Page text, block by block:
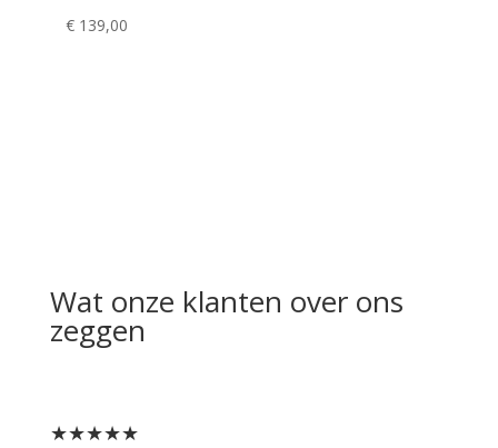
€139,00
Wat onze klanten over ons
zeggen
★★★★★